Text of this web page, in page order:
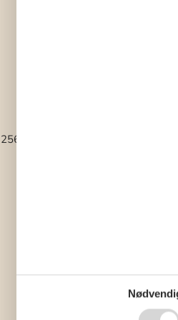
2560
i huset, men der er
streamingtjenester
Gratis Wi-Fi - Under